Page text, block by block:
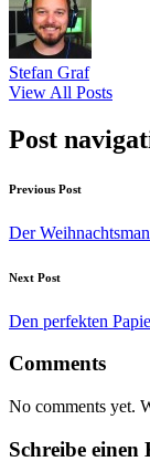
Stefan Graf
View All Posts
Post
Previous Post
Der
Next Post
Den perfekten
Comments
No comments yet.
Schreibe